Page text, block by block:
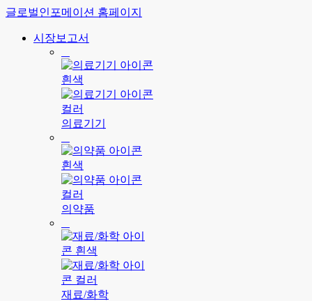
글로벌인포메이션 홈페이지
시장보고서
의료기기
의약품
재료/화학